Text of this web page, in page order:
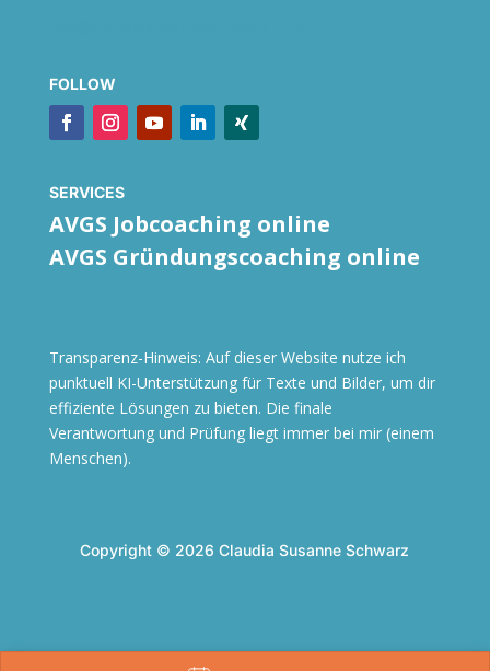
FOLLOW
SERVICES
AVGS Jobcoaching online
AVGS Gründungscoaching online
Transparenz-Hinweis: Auf dieser Website nutze ich
punktuell KI-Unterstützung für Texte und Bilder, um dir
effiziente Lösungen zu bieten. Die finale
Verantwortung und Prüfung liegt immer bei mir (einem
Menschen).
Copyright © 2026 Claudia Susanne Schwarz